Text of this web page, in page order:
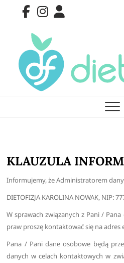
Facebook
KLAUZULA
Informujemy, że Administratorem
DIETOFIZJA KAROLINA NOWAK, NIP:
W sprawach związanych z Pani /
praw proszę kontaktować się na adres
Pana / Pani dane osobowe będą
danych w celach kontaktowych w